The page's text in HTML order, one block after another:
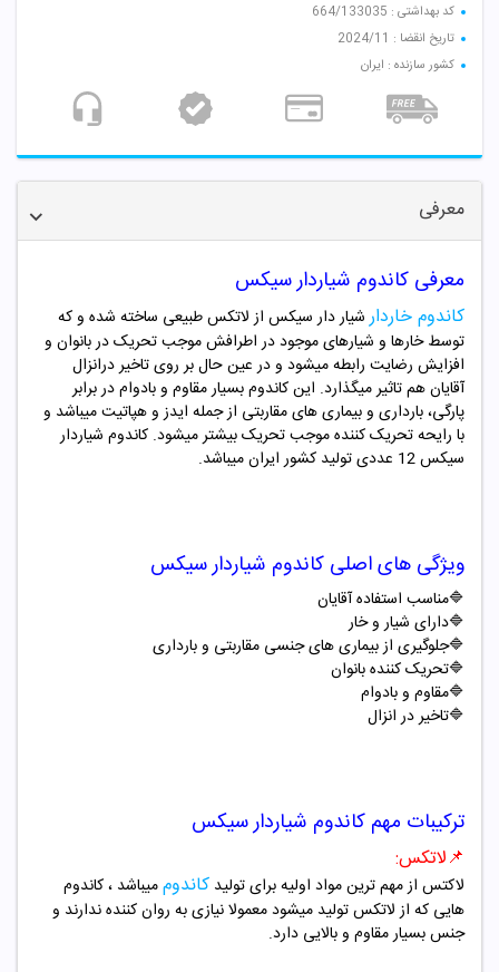
کد بهداشتی : 664/133035
تاریخ انقضا : 2024/11
کشور سازنده : ایران
معرفی
معرفی کاندوم شیاردار سیکس
کاندوم خاردار شیار دار سیکس از لاتکس طبیعی ساخته شده و که
توسط خارها و شیارهای موجود در اطرافش موجب تحریک در بانوان و
افزایش رضایت رابطه میشود و در عین حال بر روی تاخیر درانزال
آقایان هم تاثیر میگذارد. این کاندوم بسیار مقاوم و بادوام در برابر
پارگی، بارداری و بیماری های مقاربتی از جمله ایدز و هپاتیت میباشد و
با رایحه تحریک کننده موجب تحریک بیشتر میشود. کاندوم شیاردار
سیکس12 عددی تولید کشور ایران میباشد.
ویژگی های اصلی کاندوم شیاردار سیکس
🔷مناسب استفاده آقایان
🔷دارای شیار و خار
🔷جلوگیری از بیماری های جنسی مقاربتی و بارداری
🔷تحریک کننده بانوان
🔷مقاوم و بادوام
🔷تاخیر در انزال
ترکیبات مهم کاندوم شیاردار سیکس
📌لاتکس:
لاکتس از مهم ترین مواد اولیه برای تولید کاندوممیباشد ، کاندوم
هایی که از لاتکس تولید میشود معمولا نیازی به روان کننده ندارند و
جنس بسیار مقاوم و بالایی دارد.